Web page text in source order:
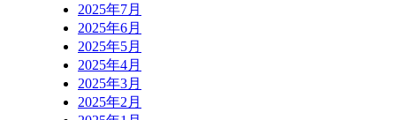
2025年7月
2025年6月
2025年5月
2025年4月
2025年3月
2025年2月